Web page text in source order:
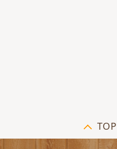
TOP